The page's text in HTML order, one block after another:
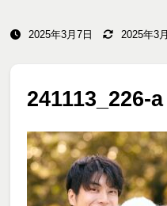
2025年3月7日 2025年3
241113_226-a